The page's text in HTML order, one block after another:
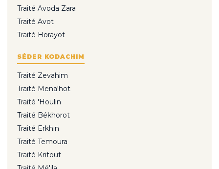
Traité Avoda Zara
Traité Avot
Traité Horayot
SÉDER KODACHIM
Traité Zevahim
Traité Mena'hot
Traité 'Houlin
Traité Békhorot
Traité Erkhin
Traité Temoura
Traité Kritout